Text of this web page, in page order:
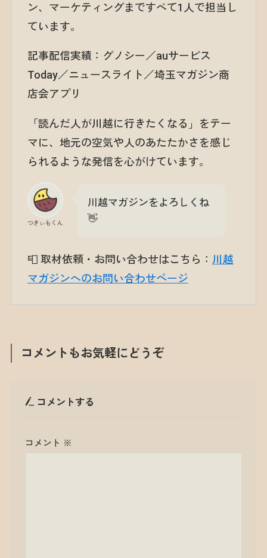
ン、マーケティングまですべて1人で担当し
ています。
記事配信実績：グノシー／auサービス
Today／ニュースライト／埼玉マガジン商
店会アプリ
「読んだ人が川越に行きたくなる」をテー
マに、地元の空気や人のあたたかさを感じ
られるような発信を心がけています。
つきぃもくん
川越マガジンをよろしくね
👋
📮 取材依頼・お問い合わせはこちら： 川越
マガジンへのお問い合わせページ
コメントもお気軽にどうぞ
コメントする
コメント ※